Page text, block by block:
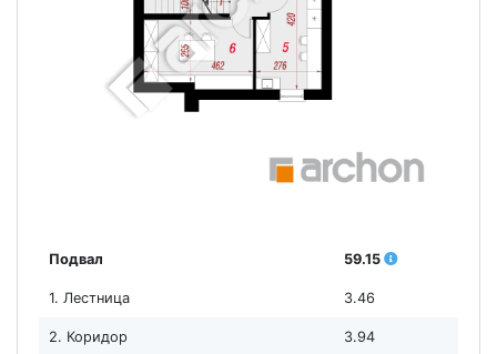
Подвал 59.15
1. Лестница 3.46
2. Коридор 3.94